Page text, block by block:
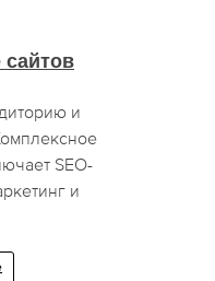
и
SEO-
и